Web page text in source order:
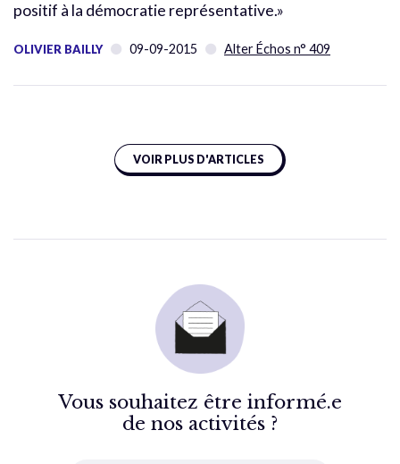
positif à la démocratie représentative.»
OLIVIER BAILLY 09-09-2015 Alter Échos n° 409
VOIR PLUS D'ARTICLES
Vous souhaitez être informé.e
de nos activités ?